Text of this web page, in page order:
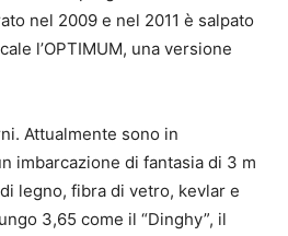
nel 2009 e nel 2011 è salpato
l’OPTIMUM, una versione
Attualmente sono in
imbarcazione di fantasia di 3 m
legno, fibra di vetro, kevlar e
3,65 come il “Dinghy”, il